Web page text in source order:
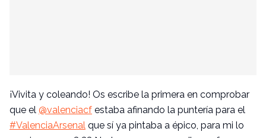
¡Vivita y coleando! Os escribe la primera en comprobar
que el @valenciacf estaba afinando la puntería para el
#ValenciaArsenal que sí ya pintaba a épico, para mi lo